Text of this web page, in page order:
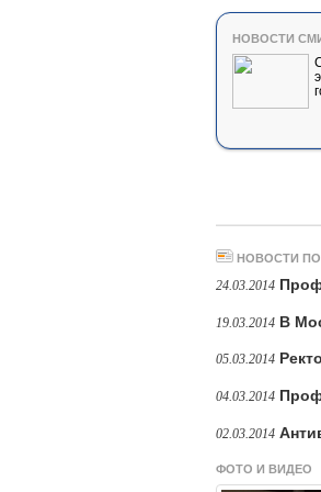
НОВОСТИ
НОВОСТИ
24.03.2014
19.03.2014 В
05.03.2014
04.03.2014
02.03.2014
ФОТО И ВИДЕО